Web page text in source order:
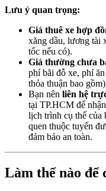
Lưu ý quan trọng:
Giá thuê xe hợp
xăng dầu, lương tài
tốc nếu có).
Giá thường chưa
phí bãi đỗ xe, phí
thỏa thuận bao
Bạn nên liên hệ
tại TP.HCM để
lịch trình cụ thể của
quen thuộc tuyến
đảm bảo an toàn.
Làm thế nào để